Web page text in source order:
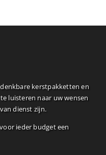
kerstpakketten en
luisteren naar uw wensen
dienst zijn.
ieder budget een